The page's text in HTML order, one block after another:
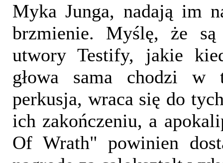
Myka Junga, nadają im
brzmienie. Myślę, że
utwory Testify, jakie
głowa sama chodzi
perkusja, wraca się do
ich zakończeniu, a
Of Wrath" powinien